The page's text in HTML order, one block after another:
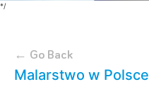
*/
← Go Back
Malarstwo w Polsce